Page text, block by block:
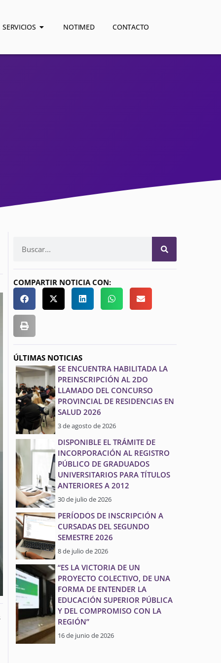
SERVICIOS NOTIMED CONTACTO
COMPARTIR NOTICIA CON:
ÚLTIMAS NOTICIAS
SE ENCUENTRA HABILITADA LA
PREINSCRIPCIÓN AL 2DO
LLAMADO DEL CONCURSO
PROVINCIAL DE RESIDENCIAS EN
SALUD 2026
3 de agosto de 2026
DISPONIBLE EL TRÁMITE DE
INCORPORACIÓN AL REGISTRO
PÚBLICO DE GRADUADOS
UNIVERSITARIOS PARA TÍTULOS
ANTERIORES A 2012
30 de julio de 2026
PERÍODOS DE INSCRIPCIÓN A
CURSADAS DEL SEGUNDO
SEMESTRE 2026
8 de julio de 2026
“ES LA VICTORIA DE UN
PROYECTO COLECTIVO, DE UNA
FORMA DE ENTENDER LA
EDUCACIÓN SUPERIOR PÚBLICA
Y DEL COMPROMISO CON LA
REGIÓN”
16 de junio de 2026